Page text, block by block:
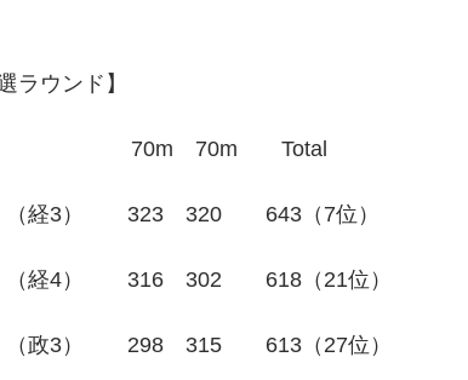
ラウンド】
　　　　　　70m　70m　　Total
経3）　　323　320　　643（7位）
経4）　　316　302　　618（21位）
政3）　　298　315　　613（27位）